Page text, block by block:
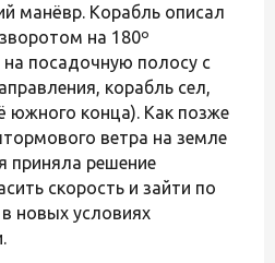
манёвр. Корабль описал
на 180º
посадочную полосу с
корабль сел,
южного конца). Как позже
ветра на земле
приняла решение
скорость и зайти по
новых условиях